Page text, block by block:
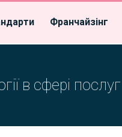
Франчайзінг
в сфері послуг